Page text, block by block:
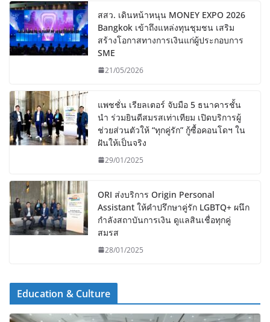
สสว. เดินหน้าหนุน MONEY EXPO 2026
Bangkok เข้าถึงแหล่งทุนชุมชน เสริม
สร้างโอกาสทางการเงินแก่ผู้ประกอบการ
SME
21/05/2026
แพชชั่น เรียลเตอร์ จับมือ 5 ธนาคารชั้น
นำ ร่วมยินดีสมรสเท่าเทียม เปิดบริการผู้
ช่วยส่วนตัวให้ “ทุกคู่รัก” กู้ซื้อคอนโดฯ ใน
ฝันให้เป็นจริง
29/01/2025
ORI ส่งบริการ Origin Personal
Assistant ให้คำปรึกษาคู่รัก LGBTQ+ ผนึก
กำลังสถาบันการเงิน ดูแลสินเชื่อทุกคู่
สมรส
28/01/2025
Education & Culture